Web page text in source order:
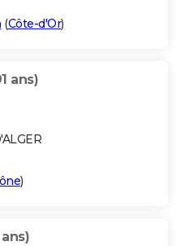
(Côte-d'Or)
ans)
)